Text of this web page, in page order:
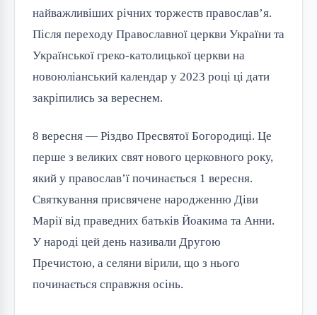
найважливіших річних торжеств православ’я.
Після переходу Православної церкви України та
Української греко-католицької церкви на
новоюліанський календар у 2023 році ці дати
закріпились за вереснем.
8 вересня — Різдво Пресвятої Богородиці. Це
перше з великих свят нового церковного року,
який у православ’ї починається 1 вересня.
Святкування присвячене народженню Діви
Марії від праведних батьків Йоакима та Анни.
У народі цей день називали Другою
Пречистою, а селяни вірили, що з нього
починається справжня осінь.